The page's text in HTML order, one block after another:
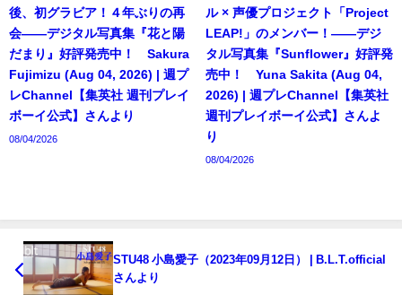
後、初グラビア！４年ぶりの再
会――デジタル写真集『花と陽
だまり』好評発売中！ Sakura
Fujimizu (Aug 04, 2026) | 週プ
レChannel【集英社 週刊プレイ
ボーイ公式】さんより
08/04/2026
ル × 声優プロジェクト「Project
LEAP!」のメンバー！――デジ
タル写真集『Sunflower』好評発
売中！ Yuna Sakita (Aug 04,
2026) | 週プレChannel【集英社
週刊プレイボーイ公式】さんよ
り
08/04/2026
STU48 小島愛子（2023年09月12日） | B.L.T.official
さんより